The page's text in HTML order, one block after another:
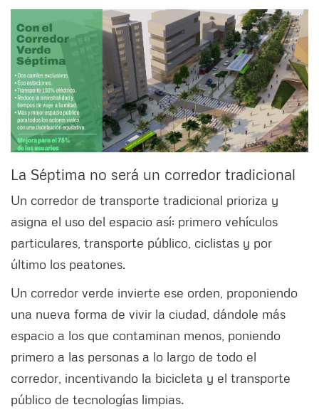
La Séptima no será un corredor tradicional
Un corredor de transporte tradicional prioriza y
asigna el uso del espacio así: primero vehículos
particulares, transporte público, ciclistas y por
último los peatones.
Un corredor verde invierte ese orden, proponiendo
una nueva forma de vivir la ciudad, dándole más
espacio a los que contaminan menos, poniendo
primero a las personas a lo largo de todo el
corredor, incentivando la bicicleta y el transporte
público de tecnologías limpias.